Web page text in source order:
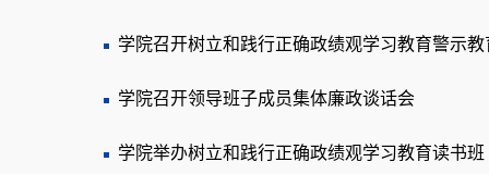
学院召开树立和践行正确政绩观学习教育警示教
学院召开领导班子成员集体廉政谈话会
学院举办树立和践行正确政绩观学习教育读书班